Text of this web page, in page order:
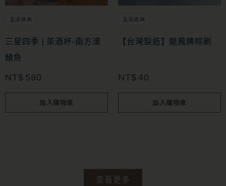
生活道具
三星四季 | 茶酒杯-南方澳
鯖魚
NT$ 580
加入購物車
生活道具
【台灣製造】龍鳳牌棕刷
NT$ 40
加入購物車
查看更多